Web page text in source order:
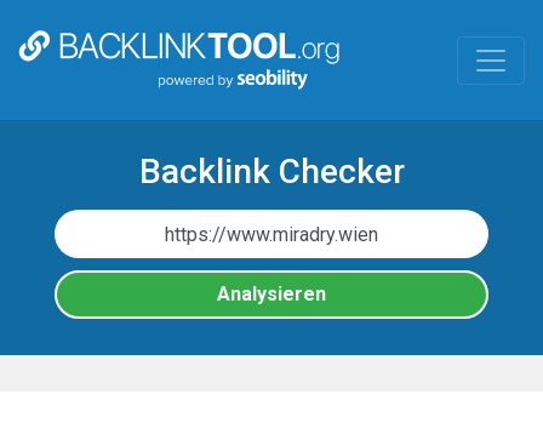
to
main
Backlink Checker
Analysieren